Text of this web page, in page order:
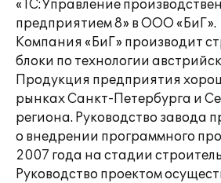
«1С:Управление
предприятием 8» в ООО «БиГ».
Компания «БиГ» производит
блоки по технологии
Продукция предприятия
рынках Санкт-Петербурга и
региона. Руководство завода
о внедрении программного
2007 года на стадии
Руководство проектом